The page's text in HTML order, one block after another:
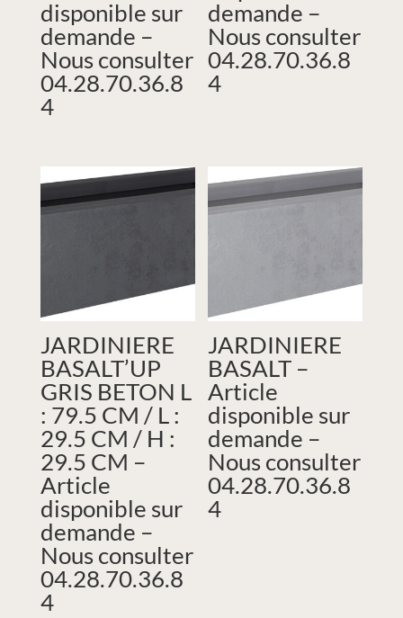
disponible sur
demande –
Nous consulter
04.28.70.36.8
4
demande –
Nous consulter
04.28.70.36.8
4
JARDINIERE
BASALT’UP
GRIS BETON L
: 79.5 CM / L :
29.5 CM / H :
29.5 CM –
Article
disponible sur
demande –
Nous consulter
04.28.70.36.8
4
JARDINIERE
BASALT –
Article
disponible sur
demande –
Nous consulter
04.28.70.36.8
4